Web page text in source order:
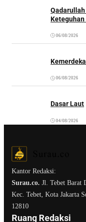
Qadarullah
06/08/2026
06/08/2026
Dasar Laut
04/08/2026
Kantor Redaksi:
Surau.co. Jl. Tebet Barat
Kec. Tebet, Kota Jakarta
12810
Ruang Redaksi